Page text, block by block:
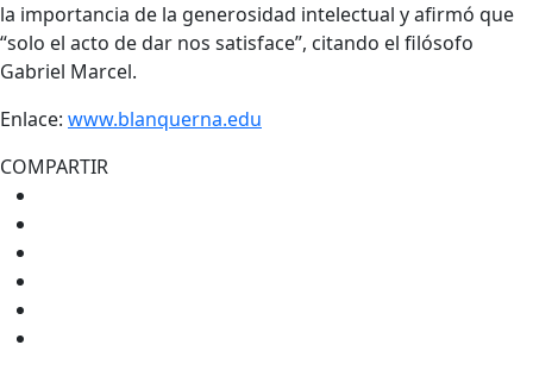
la importancia de la generosidad intelectual y afirmó que
“solo el acto de dar nos satisface”, citando el filósofo
Gabriel Marcel.
Enlace: www.blanquerna.edu
COMPARTIR